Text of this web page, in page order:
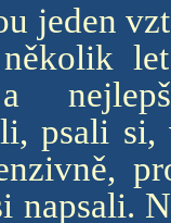
jeden
psali
napsali.